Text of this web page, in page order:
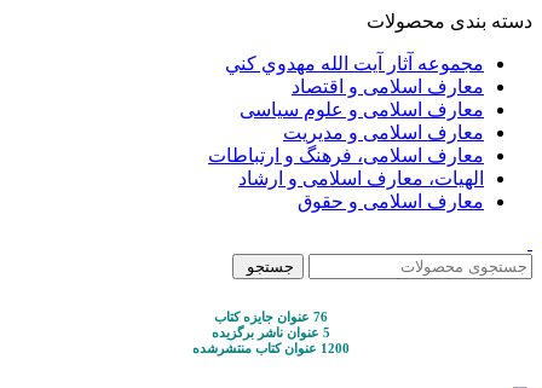
دسته بندی محصولات
مجموعه آثار آيت الله مهدوي كني
معارف اسلامی و اقتصاد
معارف اسلامی و علوم سیاسی
معارف اسلامی و مدیریت
معارف اسلامی، فرهنگ و ارتباطات
الهیات، معارف اسلامی و ارشاد
معارف اسلامی و حقوق
جستجو
76 عنوان جایزه کتاب
5 عنوان ناشر برگزیده
1200 عنوان کتاب منتشرشده